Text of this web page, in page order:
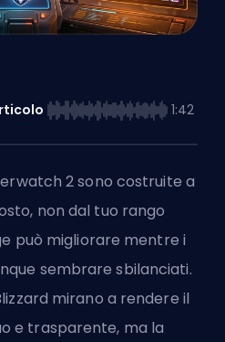
1:42
2 sono costruite a
, non dal tuo rango
può migliorare mentre i
sembrare sbilanciati.
mirano a rendere il
e trasparente, ma la